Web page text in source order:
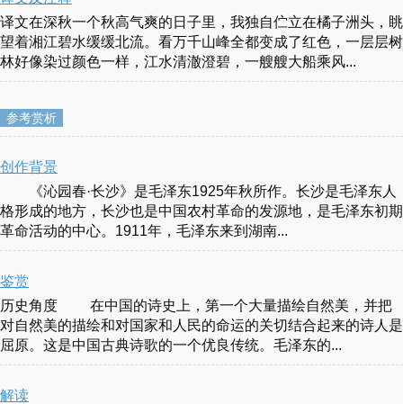
译文在深秋一个秋高气爽的日子里，我独自伫立在橘子洲头，眺
望着湘江碧水缓缓北流。看万千山峰全都变成了红色，一层层树
林好像染过颜色一样，江水清澈澄碧，一艘艘大船乘风...
参考赏析
创作背景
《沁园春·长沙》是毛泽东1925年秋所作。长沙是毛泽东人
格形成的地方，长沙也是中国农村革命的发源地，是毛泽东初期
革命活动的中心。1911年，毛泽东来到湖南...
鉴赏
历史角度 在中国的诗史上，第一个大量描绘自然美，并把
对自然美的描绘和对国家和人民的命运的关切结合起来的诗人是
屈原。这是中国古典诗歌的一个优良传统。毛泽东的...
解读